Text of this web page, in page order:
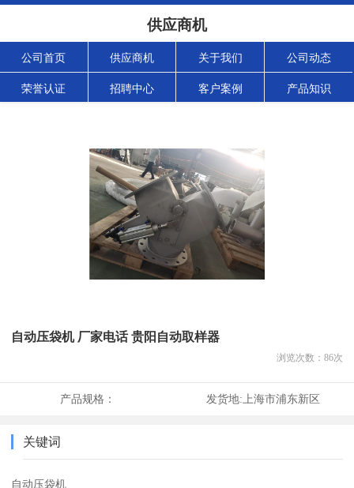
供应商机
公司首页 供应商机 关于我们 公司动态
荣誉认证 招聘中心 客户案例 产品知识
自动压袋机 厂家电话 贵阳自动取样器
浏览次数： 86次
产品规格： 发货地: 上海市浦东新区
关键词
自动压袋机